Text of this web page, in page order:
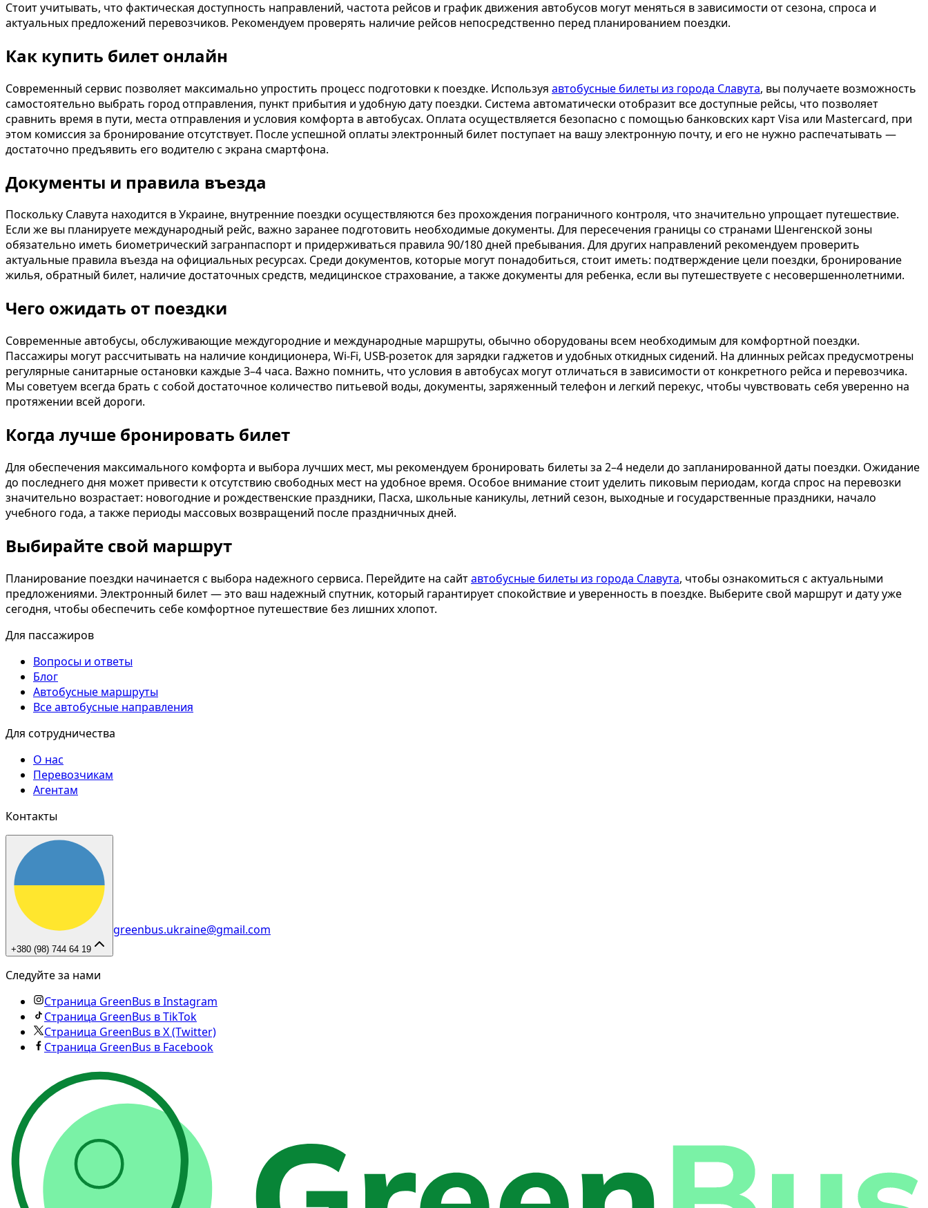
Стоит учитывать, что фактическая доступность направлений, частота рейсов и график движения автобусов могут меняться в зависимости от сезона, спроса и
актуальных предложений перевозчиков. Рекомендуем проверять наличие рейсов непосредственно перед планированием поездки.
Как купить билет онлайн
Современный сервис позволяет максимально упростить процесс подготовки к поездке. Используя автобусные билеты из города Славута, вы получаете возможность
самостоятельно выбрать город отправления, пункт прибытия и удобную дату поездки. Система автоматически отобразит все доступные рейсы, что позволяет
сравнить время в пути, места отправления и условия комфорта в автобусах. Оплата осуществляется безопасно с помощью банковских карт Visa или Mastercard, при
этом комиссия за бронирование отсутствует. После успешной оплаты электронный билет поступает на вашу электронную почту, и его не нужно распечатывать —
достаточно предъявить его водителю с экрана смартфона.
Документы и правила въезда
Поскольку Славута находится в Украине, внутренние поездки осуществляются без прохождения пограничного контроля, что значительно упрощает путешествие.
Если же вы планируете международный рейс, важно заранее подготовить необходимые документы. Для пересечения границы со странами Шенгенской зоны
обязательно иметь биометрический загранпаспорт и придерживаться правила 90/180 дней пребывания. Для других направлений рекомендуем проверить
актуальные правила въезда на официальных ресурсах. Среди документов, которые могут понадобиться, стоит иметь: подтверждение цели поездки, бронирование
жилья, обратный билет, наличие достаточных средств, медицинское страхование, а также документы для ребенка, если вы путешествуете с несовершеннолетними.
Чего ожидать от поездки
Современные автобусы, обслуживающие междугородние и международные маршруты, обычно оборудованы всем необходимым для комфортной поездки.
Пассажиры могут рассчитывать на наличие кондиционера, Wi-Fi, USB-розеток для зарядки гаджетов и удобных откидных сидений. На длинных рейсах предусмотрены
регулярные санитарные остановки каждые 3–4 часа. Важно помнить, что условия в автобусах могут отличаться в зависимости от конкретного рейса и перевозчика.
Мы советуем всегда брать с собой достаточное количество питьевой воды, документы, заряженный телефон и легкий перекус, чтобы чувствовать себя уверенно на
протяжении всей дороги.
Когда лучше бронировать билет
Для обеспечения максимального комфорта и выбора лучших мест, мы рекомендуем бронировать билеты за 2–4 недели до запланированной даты поездки. Ожидание
до последнего дня может привести к отсутствию свободных мест на удобное время. Особое внимание стоит уделить пиковым периодам, когда спрос на перевозки
значительно возрастает: новогодние и рождественские праздники, Пасха, школьные каникулы, летний сезон, выходные и государственные праздники, начало
учебного года, а также периоды массовых возвращений после праздничных дней.
Выбирайте свой маршрут
Планирование поездки начинается с выбора надежного сервиса. Перейдите на сайтавтобусные билеты из города Славута, чтобы ознакомиться с актуальными
предложениями. Электронный билет — это ваш надежный спутник, который гарантирует спокойствие и уверенность в поездке. Выберите свой маршрут и дату уже
сегодня, чтобы обеспечить себе комфортное путешествие без лишних хлопот.
Для пассажиров
Вопросы и ответы
Блог
Автобусные маршруты
Все автобусные направления
Для сотрудничества
О нас
Перевозчикам
Агентам
Контакты
+380 (98) 744 64 19
greenbus.ukraine@gmail.com
Следуйте за нами
Страница GreenBus в Instagram
Страница GreenBus в TikTok
Страница GreenBus в X (Twitter)
Страница GreenBus в Facebook